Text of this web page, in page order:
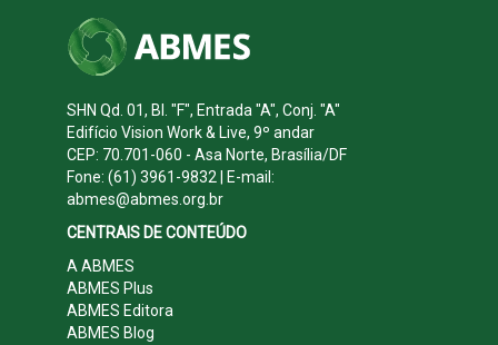
SHN Qd. 01, Bl. "F", Entrada "A", Conj. "A"
Edifício Vision Work & Live, 9º andar
CEP: 70.701-060 - Asa Norte, Brasília/DF
Fone: (61) 3961-9832 | E-mail:
abmes@abmes.org.br
CENTRAIS DE CONTEÚDO
A ABMES
ABMES Plus
ABMES Editora
ABMES Blog